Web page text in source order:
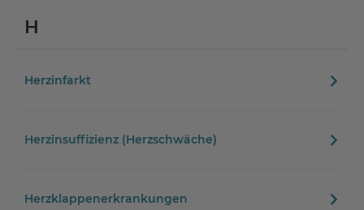
H
Herzinfarkt
Herzinsuffizienz (Herzschwäche)
Herzklappenerkrankungen